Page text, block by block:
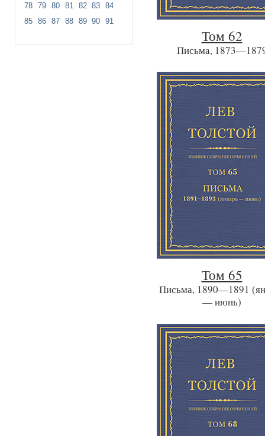
78 79 80 81 82 83
84
85 86 87 88 89 90 91
Том 62
Письма,
Том 65
Письма, 1890—1891
— июнь)